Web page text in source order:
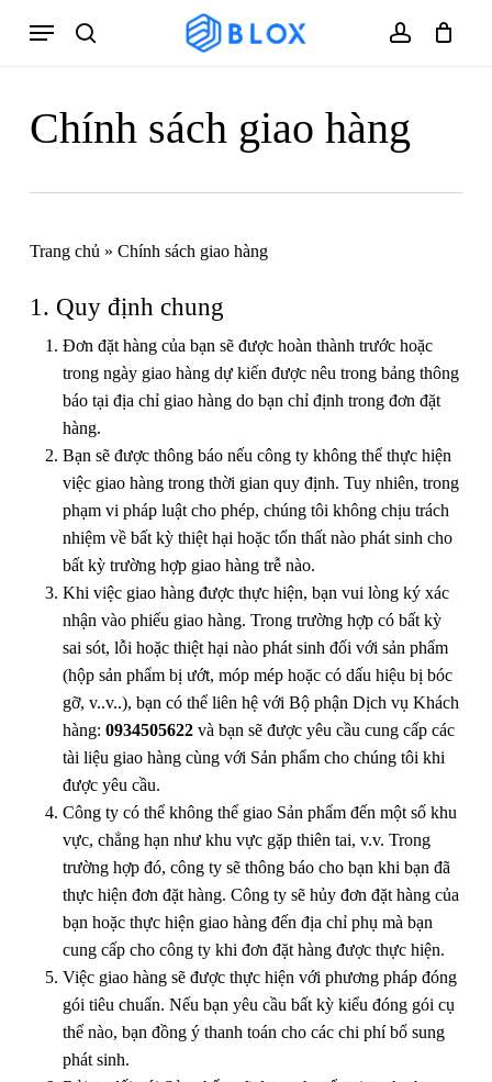
search account
Menu
Chính sách giao hàng
Trang chủ » Chính sách giao hàng
1. Quy định chung
Đơn đặt hàng của bạn sẽ được hoàn thành trước hoặc
trong ngày giao hàng dự kiến được nêu trong bảng thông
báo tại địa chỉ giao hàng do bạn chỉ định trong đơn đặt
hàng.
Bạn sẽ được thông báo nếu công ty không thể thực hiện
việc giao hàng trong thời gian quy định. Tuy nhiên, trong
phạm vi pháp luật cho phép, chúng tôi không chịu trách
nhiệm về bất kỳ thiệt hại hoặc tổn thất nào phát sinh cho
bất kỳ trường hợp giao hàng trễ nào.
Khi việc giao hàng được thực hiện, bạn vui lòng ký xác
nhận vào phiếu giao hàng. Trong trường hợp có bất kỳ
sai sót, lỗi hoặc thiệt hại nào phát sinh đối với sản phẩm
(hộp sản phẩm bị ướt, móp mép hoặc có dấu hiệu bị bóc
gỡ, v..v..), bạn có thể liên hệ với Bộ phận Dịch vụ Khách
hàng: 0934505622và bạn sẽ được yêu cầu cung cấp các
tài liệu giao hàng cùng với Sản phẩm cho chúng tôi khi
được yêu cầu.
Công ty có thể không thể giao Sản phẩm đến một số khu
vực, chẳng hạn như khu vực gặp thiên tai, v.v. Trong
trường hợp đó, công ty sẽ thông báo cho bạn khi bạn đã
thực hiện đơn đặt hàng. Công ty sẽ hủy đơn đặt hàng của
bạn hoặc thực hiện giao hàng đến địa chỉ phụ mà bạn
cung cấp cho công ty khi đơn đặt hàng được thực hiện.
Việc giao hàng sẽ được thực hiện với phương pháp đóng
gói tiêu chuẩn. Nếu bạn yêu cầu bất kỳ kiểu đóng gói cụ
thể nào, bạn đồng ý thanh toán cho các chi phí bổ sung
phát sinh.